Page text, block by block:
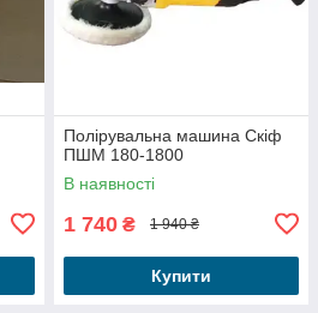
Полірувальна машина Скіф
ПШМ 180-1800
В наявності
1 740 ₴ 1 940 ₴
Купити